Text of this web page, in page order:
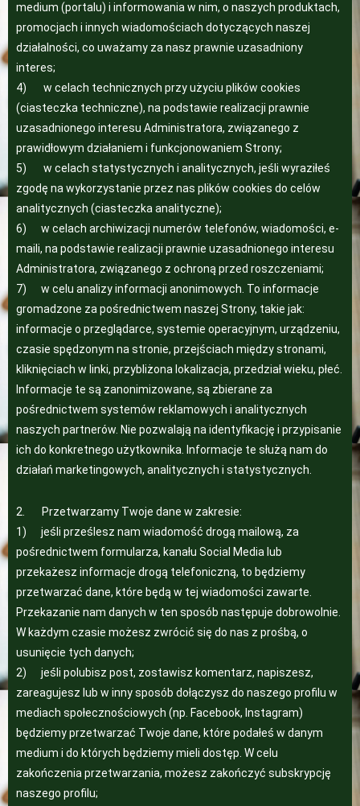
medium (portalu) i informowania w nim, o naszych produktach,
promocjach i innych wiadomościach dotyczących naszej
działalności, co uważamy za nasz prawnie uzasadniony
interes;
4) w celach technicznych przy użyciu plików cookies
(ciasteczka techniczne), na podstawie realizacji prawnie
uzasadnionego interesu Administratora, związanego z
prawidłowym działaniem i funkcjonowaniem Strony;
5) w celach statystycznych i analitycznych, jeśli wyraziłeś
zgodę na wykorzystanie przez nas plików cookies do celów
analitycznych (ciasteczka analityczne);
6) w celach archiwizacji numerów telefonów, wiadomości, e-
maili, na podstawie realizacji prawnie uzasadnionego interesu
Administratora, związanego z ochroną przed roszczeniami;
7) w celu analizy informacji anonimowych. To informacje
gromadzone za pośrednictwem naszej Strony, takie jak:
informacje o przeglądarce, systemie operacyjnym, urządzeniu,
czasie spędzonym na stronie, przejściach między stronami,
kliknięciach w linki, przybliżona lokalizacja, przedział wieku, płeć.
Informacje te są zanonimizowane, są zbierane za
pośrednictwem systemów reklamowych i analitycznych
naszych partnerów. Nie pozwalają na identyfikację i przypisanie
ich do konkretnego użytkownika. Informacje te służą nam do
działań marketingowych, analitycznych i statystycznych.
2. Przetwarzamy Twoje dane w zakresie:
1) jeśli prześlesz nam wiadomość drogą mailową, za
pośrednictwem formularza, kanału Social Media lub
przekażesz informacje drogą telefoniczną, to będziemy
przetwarzać dane, które będą w tej wiadomości zawarte.
Przekazanie nam danych w ten sposób następuje dobrowolnie.
W każdym czasie możesz zwrócić się do nas z prośbą, o
usunięcie tych danych;
2) jeśli polubisz post, zostawisz komentarz, napiszesz,
zareagujesz lub w inny sposób dołączysz do naszego profilu w
mediach społecznościowych (np. Facebook, Instagram)
będziemy przetwarzać Twoje dane, które podałeś w danym
medium i do których będziemy mieli dostęp. W celu
zakończenia przetwarzania, możesz zakończyć subskrypcję
naszego profilu;